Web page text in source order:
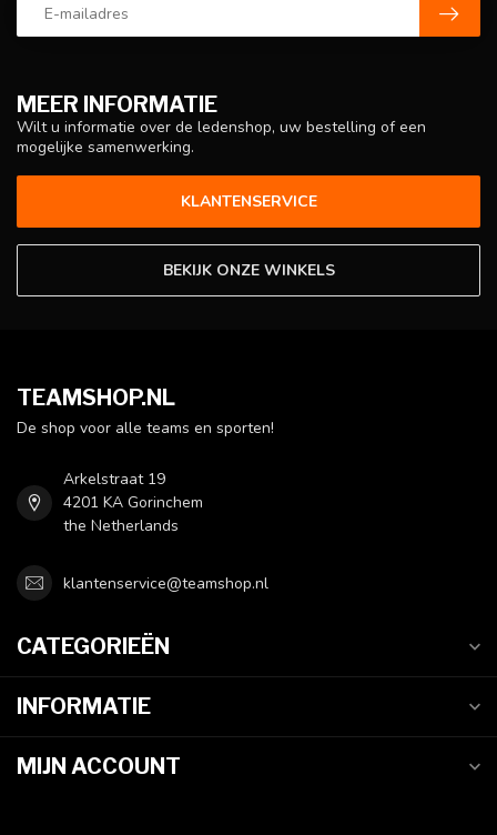
MEER INFORMATIE
Wilt u informatie over de ledenshop, uw bestelling of een
mogelijke samenwerking.
KLANTENSERVICE
BEKIJK ONZE WINKELS
TEAMSHOP.NL
De shop voor alle teams en sporten!
Arkelstraat 19
4201 KA Gorinchem
the Netherlands
klantenservice@teamshop.nl
CATEGORIEËN
INFORMATIE
MIJN ACCOUNT